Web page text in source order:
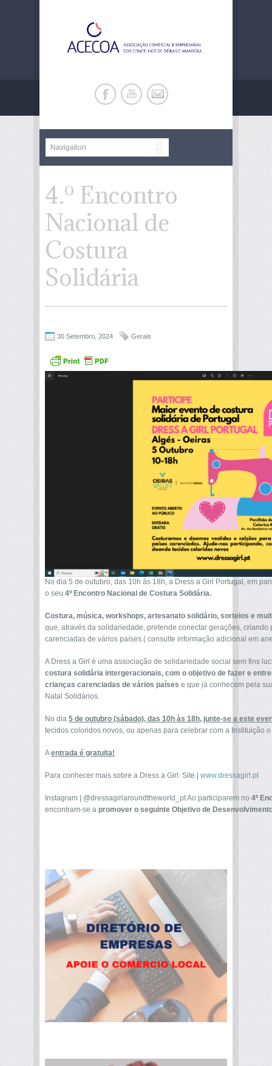
4.º Encontro
Nacional de
Costura
Solidária
30 Setembro, 2024 Gerais
No dia 5 de outubro, das 10h às 18h, a Dress a Girl Portugal, em
o seu 4º Encontro Nacional de Costura Solidária.
Costura, música, workshops, artesanato solidário, sorteios e
que, através da solidariedade, pretende conectar gerações,
carenciadas de vários países.( consulte informação adicional em
A Dress a Girl é uma associação de solidariedade social sem fins
costura solidária intergeracionais, com o objetivo de fazer e
crianças carenciadas de vários países e que já conhecem pela
Natal Solidários.
No dia 5 de outubro (sábado), das 10h às 18h, junte-se a este
tecidos coloridos novos, ou apenas para celebrar com a Instituição
Aentrada é gratuita!
Para conhecer mais sobre a Dress a Girl: Site | www.dressagirl.pt
Instagram | @dressagirlaroundtheworld_pt Ao participarem no4º
encontram-se a promover o seguinte Objetivo de